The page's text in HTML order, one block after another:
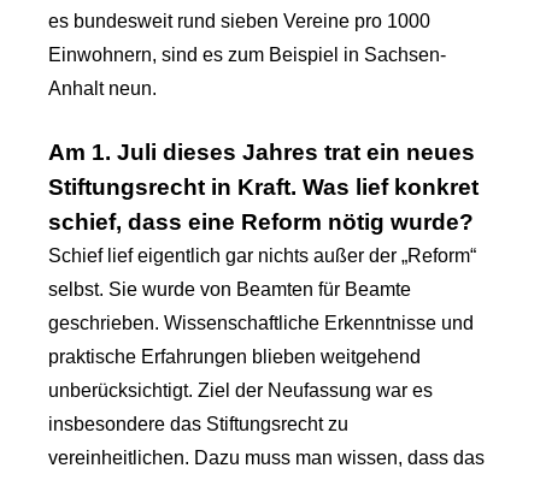
es bundesweit rund sieben Vereine pro 1000
Einwohnern, sind es zum Beispiel in Sachsen-
Anhalt neun.
Am 1. Juli dieses Jahres trat ein neues
Stiftungsrecht in Kraft. Was lief konkret
schief, dass eine Reform nötig wurde?
Schief lief eigentlich gar nichts außer der „Reform“
selbst. Sie wurde von Beamten für Beamte
geschrieben. Wissenschaftliche Erkenntnisse und
praktische Erfahrungen blieben weitgehend
unberücksichtigt. Ziel der Neufassung war es
insbesondere das Stiftungsrecht zu
vereinheitlichen. Dazu muss man wissen, dass das